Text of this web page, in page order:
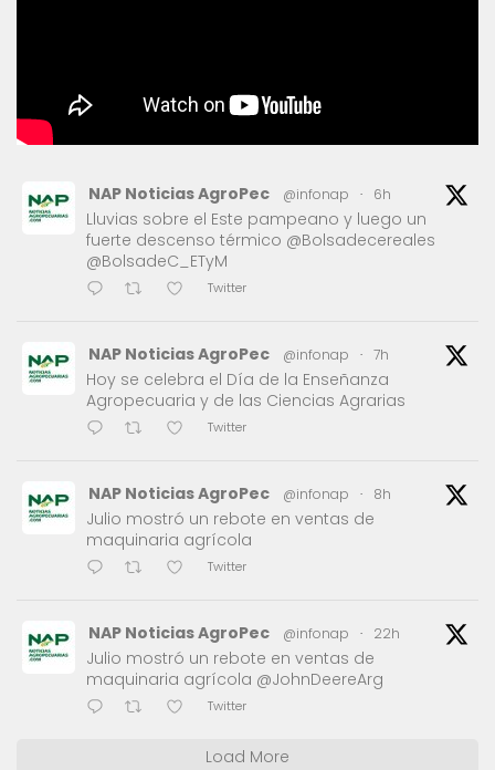
NAP Noticias AgroPec @infonap · 6h
Lluvias sobre el Este pampeano y luego un
fuerte descenso térmico @Bolsadecereales
@BolsadeC_ETyM
Twitter
NAP Noticias AgroPec @infonap · 7h
Hoy se celebra el Día de la Enseñanza
Agropecuaria y de las Ciencias Agrarias
Twitter
NAP Noticias AgroPec @infonap · 8h
Julio mostró un rebote en ventas de
maquinaria agrícola
Twitter
NAP Noticias AgroPec @infonap · 22h
Julio mostró un rebote en ventas de
maquinaria agrícola @JohnDeereArg
Twitter
Load More